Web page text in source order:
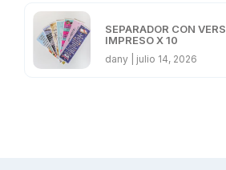
SEPARADOR CON
IMPRESO X 10
dany julio 14, 2026